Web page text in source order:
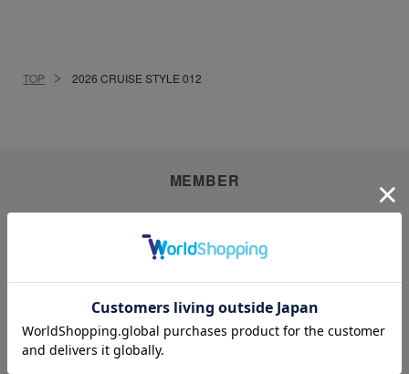
TOP 2026 CRUISE STYLE 012
MEMBER
DREAMLAND MEMBERS PROGRAM
会員ステージに応じた先行セールやオリジナルギフトなど、
スペシャルな特典をご用意しています。
会員登録ページへ進む